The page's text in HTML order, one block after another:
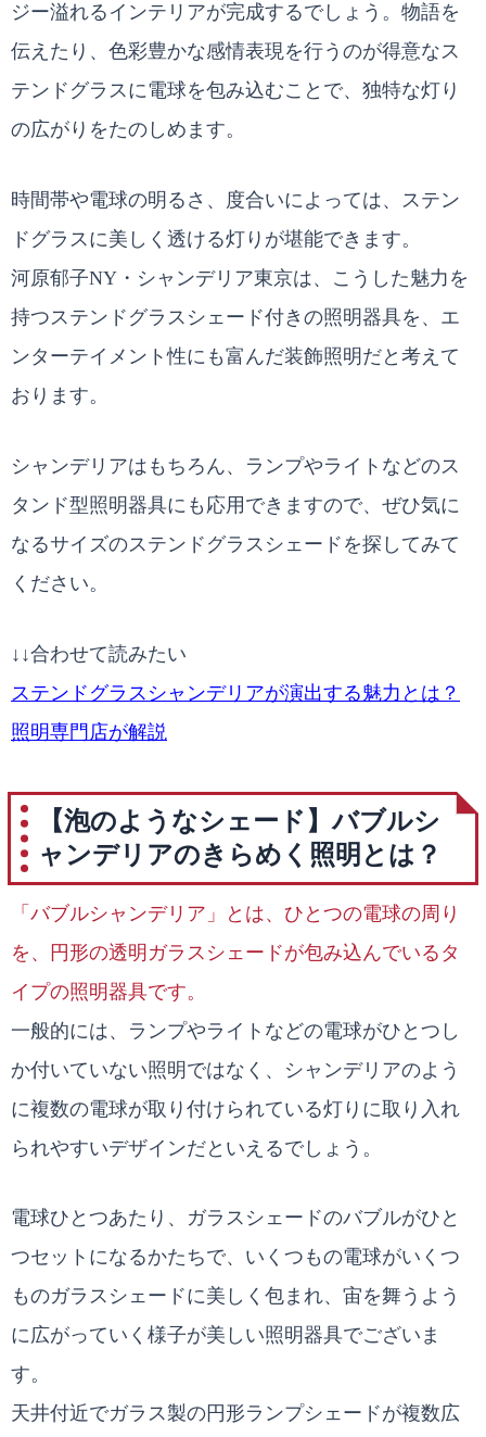
ジー溢れるインテリアが完成するでしょう。物語を
伝えたり、色彩豊かな感情表現を行うのが得意なス
テンドグラスに電球を包み込むことで、独特な灯り
の広がりをたのしめます。
時間帯や電球の明るさ、度合いによっては、ステン
ドグラスに美しく透ける灯りが堪能できます。
河原郁子NY・シャンデリア東京は、こうした魅力を
持つステンドグラスシェード付きの照明器具を、エ
ンターテイメント性にも富んだ装飾照明だと考えて
おります。
シャンデリアはもちろん、ランプやライトなどのス
タンド型照明器具にも応用できますので、ぜひ気に
なるサイズのステンドグラスシェードを探してみて
ください。
↓↓合わせて読みたい
ステンドグラスシャンデリアが演出する魅力とは？
照明専門店が解説
【泡のようなシェード】バブルシ
ャンデリアのきらめく照明とは？
「バブルシャンデリア」とは、ひとつの電球の周り
を、円形の透明ガラスシェードが包み込んでいるタ
イプの照明器具です。
一般的には、ランプやライトなどの電球がひとつし
か付いていない照明ではなく、シャンデリアのよう
に複数の電球が取り付けられている灯りに取り入れ
られやすいデザインだといえるでしょう。
電球ひとつあたり、ガラスシェードのバブルがひと
つセットになるかたちで、いくつもの電球がいくつ
ものガラスシェードに美しく包まれ、宙を舞うよう
に広がっていく様子が美しい照明器具でございま
す。
天井付近でガラス製の円形ランプシェードが複数広